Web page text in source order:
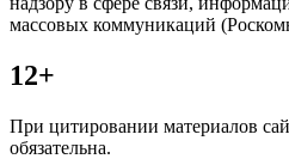
массовых коммуникаций
12+
При цитировании материалов
обязательна.